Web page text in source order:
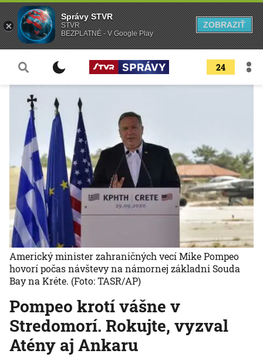
24
Pompeo krotí vášne v
Stredomorí. Rokujte, vyzval
Atény aj Ankaru
Americký minister zahraničných vecí Mike Pompeo
hovorí počas návštevy na námornej základni Souda
Bay na Kréte. (Foto: TASR/AP)
Správy STVR
STVR
BEZPLATNÉ - V Google Play
ZOBRAZIŤ